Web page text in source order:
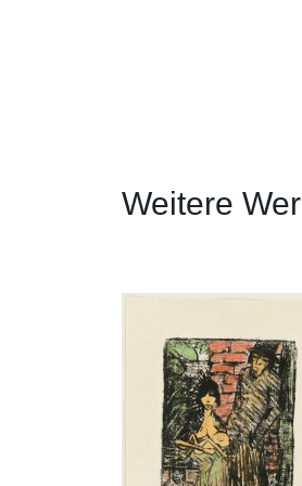
Weitere